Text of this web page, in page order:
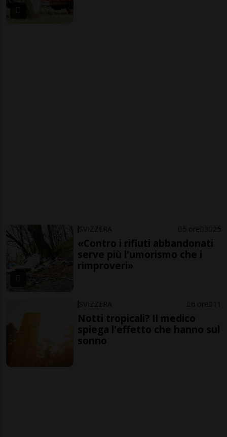
SVIZZERA 5 ore 3 25
«Contro i rifiuti abbandonati
serve più l'umorismo che i
rimproveri»
SVIZZERA 6 ore 11
Notti tropicali? Il medico
spiega l'effetto che hanno sul
sonno